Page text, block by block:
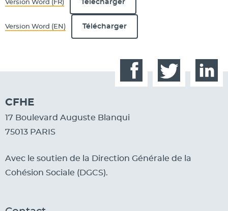
Version Word (FR) Télécharger
Version Word (EN) Télécharger
FacebookTwitter
CFHE
17 Boulevard Auguste Blanqui
75013 PARIS
Avec le soutien de la Direction Générale de la
Cohésion Sociale (DGCS).